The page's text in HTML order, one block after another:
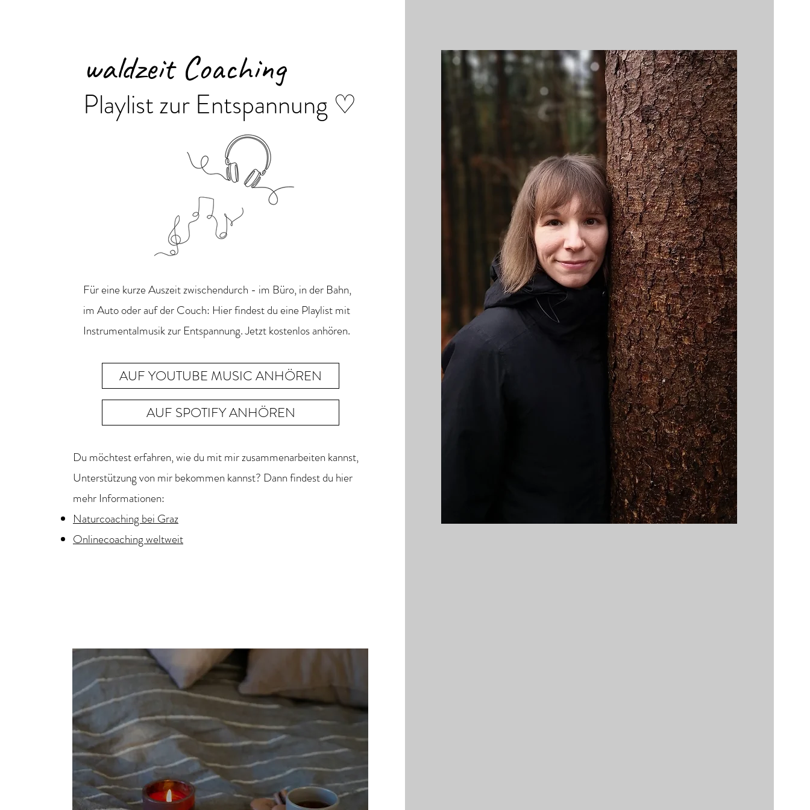
waldzeit Coaching
Playlist zur Entspannung ♡
Für eine kurze Auszeit zwischendurch - im Büro, in der Bahn,
im Auto oder auf der Couch: Hier findest du eine Playlist mit
Instrumentalmusik zur Entspannung. Jetzt kostenlos anhören.
AUF YOUTUBE MUSIC ANHÖREN
AUF SPOTIFY ANHÖREN
Du möchtest erfahren, wie du mit mir zusammenarbeiten kannst,
Unterstützung von mir bekommen kannst? Dann findest du hier
mehr Informationen:
Naturcoaching bei Graz
Onlinecoaching weltweit